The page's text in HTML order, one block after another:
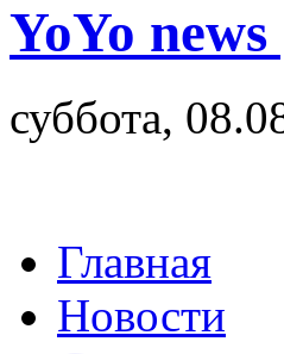
YoYo
суббота,
Главная
Новости